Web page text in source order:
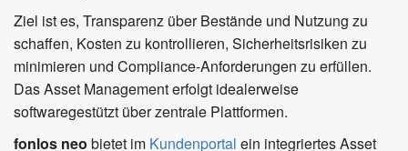
Ziel ist es, Transparenz über Bestände und Nutzung zu
schaffen, Kosten zu kontrollieren, Sicherheitsrisiken zu
minimieren und Compliance-Anforderungen zu erfüllen.
Das Asset Management erfolgt idealerweise
softwaregestützt über zentrale Plattformen.
fonlos neo bietet im Kundenportal ein integriertes Asset